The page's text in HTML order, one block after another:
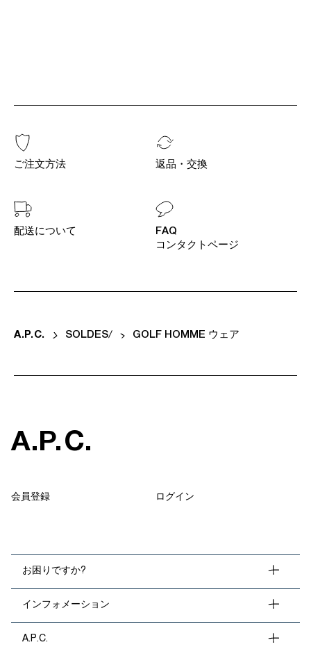
ご注文方法 返品・交換
配送について
FAQ
コンタクトページ
A. P. C. SOLDES GOLF HOMME ウェア
A.P.C.
会員登録 ログイン
お困りですか?
インフォメーション
A.P.C.